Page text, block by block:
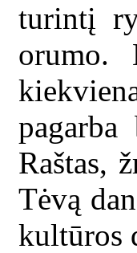
turintį
orumo.
Raštas,
Tėvą
kultūros